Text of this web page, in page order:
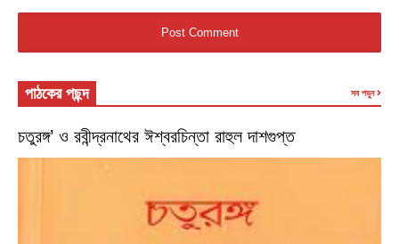
পাঠকের পছন্দ সব পড়ুন
চতুরঙ্গ’ ও রবীন্দ্রনাথের ঈশ্বরচিন্তা রাহুল দাশগুপ্ত